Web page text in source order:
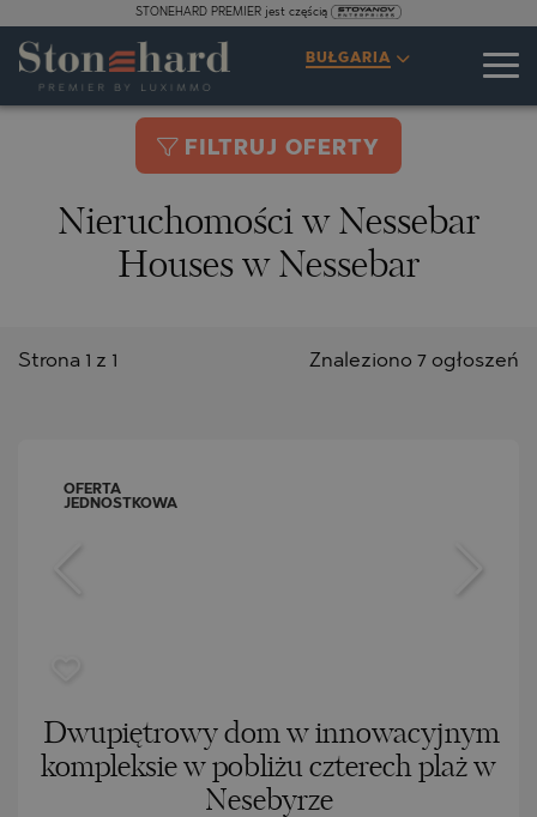
STONEHARD PREMIER jest częścią
BUŁGARIA
FILTRUJ OFERTY
Nieruchomości w Nessebar
Houses w Nessebar
Znaleziono 7 ogłoszeń
Strona 1 z 1
OFERTA
JEDNOSTKOWA
Dwupiętrowy dom w innowacyjnym
kompleksie w pobliżu czterech plaż w
Nesebyrze